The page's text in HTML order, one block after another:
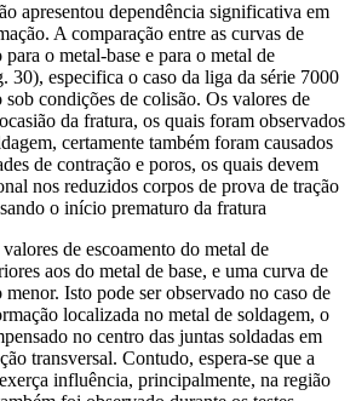
apresentou dependência significativa em
A comparação entre as curvas de
o metal-base e para o metal de
30), especifica o caso da liga da série 7000
sob condições de colisão. Os valores de
da fratura, os quais foram observados
certamente também foram causados
de contração e poros, os quais devem
nos reduzidos corpos de prova de tração
o início prematuro da fratura
de escoamento do metal de
aos do metal de base, e uma curva de
menor. Isto pode ser observado no caso de
localizada no metal de soldagem, o
no centro das juntas soldadas em
transversal. Contudo, espera-se que a
influência, principalmente, na região